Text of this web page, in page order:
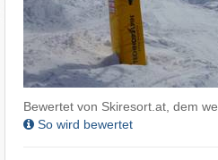
Bewertet von Skiresort.at, dem
So wird bewertet